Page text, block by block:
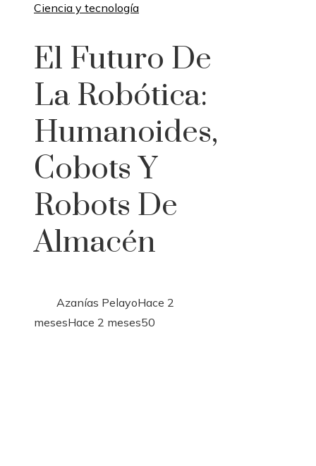
Ciencia y tecnología
El Futuro De
La Robótica:
Humanoides,
Cobots Y
Robots De
Almacén
Azanías PelayoHace 2
mesesHace 2 meses50